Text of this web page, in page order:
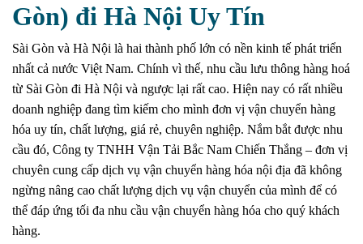
Gòn) đi Hà Nội Uy Tín
Sài Gòn và Hà Nội là hai thành phố lớn có nền kinh tế phát triển
nhất cả nước Việt Nam. Chính vì thế, nhu cầu lưu thông hàng hoá
từ Sài Gòn đi Hà Nội và ngược lại rất cao. Hiện nay có rất nhiều
doanh nghiệp đang tìm kiếm cho mình đơn vị vận chuyển hàng
hóa uy tín, chất lượng, giá rẻ, chuyên nghiệp. Nắm bắt được nhu
cầu đó, Công ty TNHH Vận Tải Bắc Nam Chiến Thắng – đơn vị
chuyên cung cấp dịch vụ vận chuyển hàng hóa nội địa đã không
ngừng nâng cao chất lượng dịch vụ vận chuyển của mình để có
thể đáp ứng tối đa nhu cầu vận chuyển hàng hóa cho quý khách
hàng.